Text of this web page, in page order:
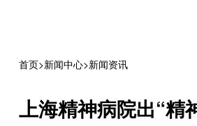
首页>新闻中心>新闻资讯
上海精神病院出“